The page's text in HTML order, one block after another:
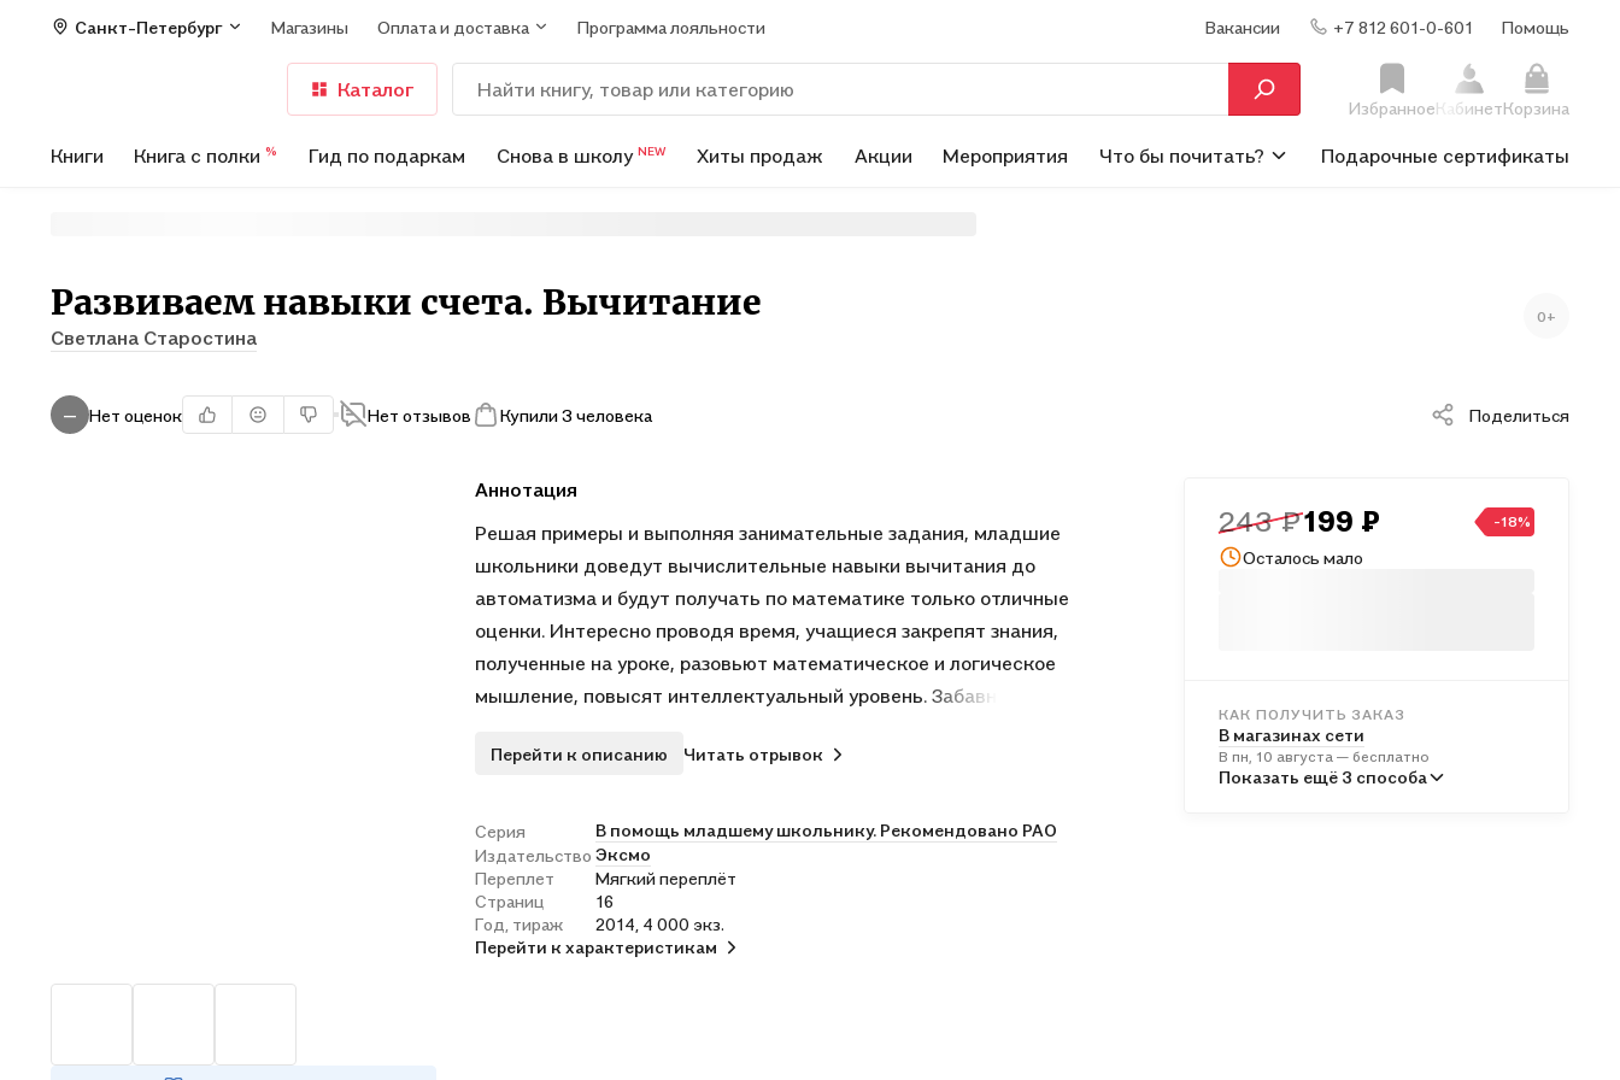
Санкт-Петербург Магазины Оплата и доставка Программа лояльности Вакансии +7 812 601-0-601 Помощь
Каталог
ИзбранноеКабинетКорзина
Книги Книга с полки % Гид по подаркам Снова в школу NEW Хиты продаж Акции Мероприятия Что бы почитать? Подарочные сертификаты
Развиваем навыки счета. Вычитание
Светлана Старостина
0+
— Нет оценок Нет отзывов Купили 3 человека Поделиться
Аннотация
Решая примеры и выполняя занимательные задания, младшие
школьники доведут вычислительные навыки вычитания до
автоматизма и будут получать по математике только отличные
оценки. Интересно проводя время, учащиеся закрепят знания,
полученные на уроке, разовьют математическое и логическое
мышление, повысят интеллектуальный уровень. Забавные
книгу заметной и выделят ее среди других книг.
Перейти к описанию Читать отрывок
Серия
В помощь младшему школьнику. Рекомендовано РАО
Издательство Эксмо
Переплет
Мягкий переплёт
Страниц
16
Год, тираж
2014, 4 000 экз.
Перейти к характеристикам
243 ₽199 ₽ -18%
Осталось мало
КАК ПОЛУЧИТЬ ЗАКАЗ
В магазинах сети
В пн, 10 августа — бесплатно
В пунктах выдачи
Показать ещё 3 способа